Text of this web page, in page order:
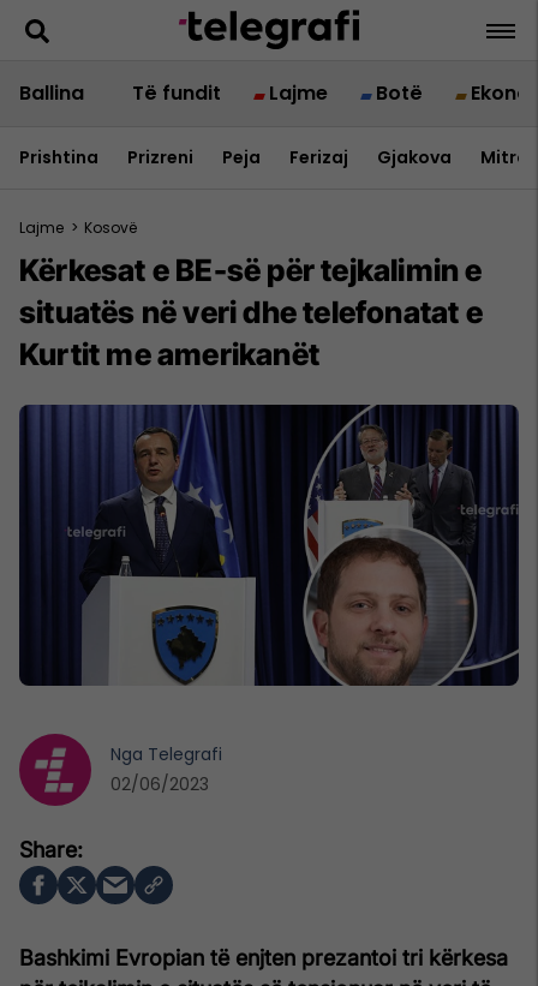
Ballina Të fundit Lajme Botë
Prishtina Prizreni Peja Ferizaj Gjakova
Lajme > Kosovë
Kërkesat e BE-së për tejkalimin e
situatës në veri dhe telefonatat e
Kurtit me amerikanët
Bashkimi Evropian të enjten prezantoi tri kërkesa
Nga Telegrafi
02/06/2023